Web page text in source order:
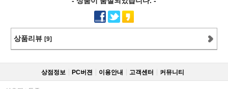
상품리뷰 [9]
상점정보 PC버젼 이용안내 고객센터 커뮤니티